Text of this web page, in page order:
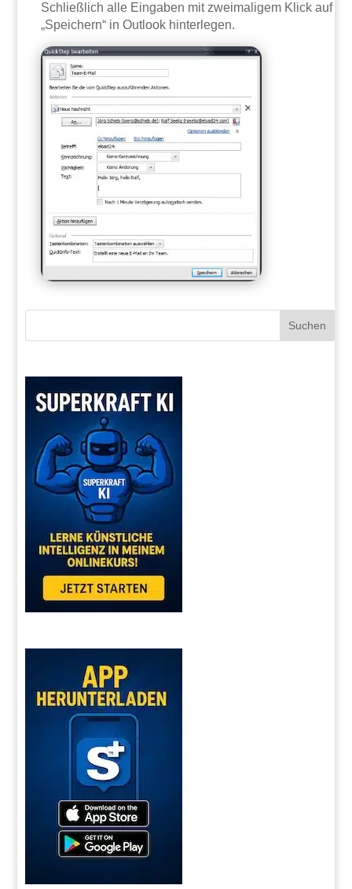
Schließlich alle Eingaben mit zweimaligem Klick auf
„Speichern“ in Outlook hinterlegen.